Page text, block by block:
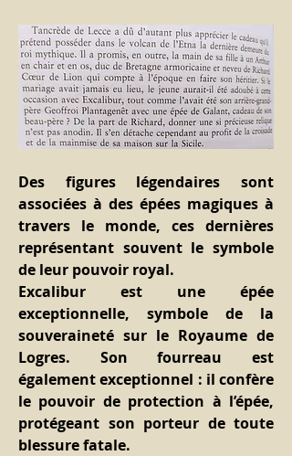
Des figures légendaires sont
associées à des épées magiques à
travers le monde, ces dernières
représentant souvent le symbole
de leur pouvoir royal.
Excalibur est une épée
exceptionnelle, symbole de la
souveraineté sur le Royaume de
Logres. Son fourreau est
également exceptionnel : il confère
le pouvoir de protection à l’épée,
protégeant son porteur de toute
blessure fatale.